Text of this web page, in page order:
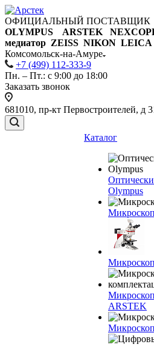
ОФИЦИАЛЬНЫЙ ПОСТАВЩИК
OLYMPUS ARSTEK
медиатор ZEISS NIKON LEICA
Комсомольск-на-Амуре
+7 (499) 112-333-9
Пн. – Пт.: с 9:00 до 18:00
Заказать звонок
681010, пр-кт Первостроителей, д
Каталог
Olympus
ARSTEK